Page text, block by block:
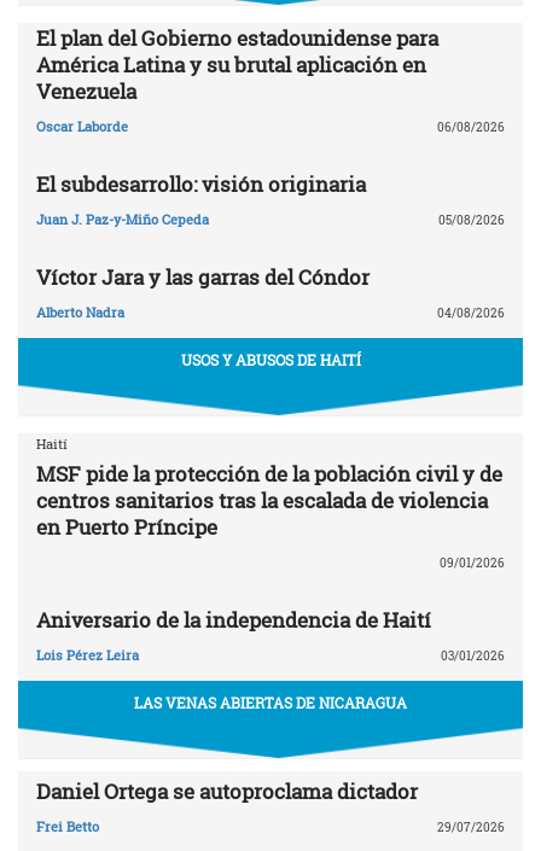
El plan del Gobierno estadounidense para
América Latina y su brutal aplicación en
Venezuela
Oscar Laborde 06/08/2026
El subdesarrollo: visión originaria
Juan J. Paz-y-Miño Cepeda 05/08/2026
Víctor Jara y las garras del Cóndor
Alberto Nadra 04/08/2026
USOS Y ABUSOS DE HAITÍ
Haití
MSF pide la protección de la población civil y de
centros sanitarios tras la escalada de violencia
en Puerto Príncipe
09/01/2026
Aniversario de la independencia de Haití
Lois Pérez Leira 03/01/2026
LAS VENAS ABIERTAS DE NICARAGUA
Daniel Ortega se autoproclama dictador
Frei Betto 29/07/2026